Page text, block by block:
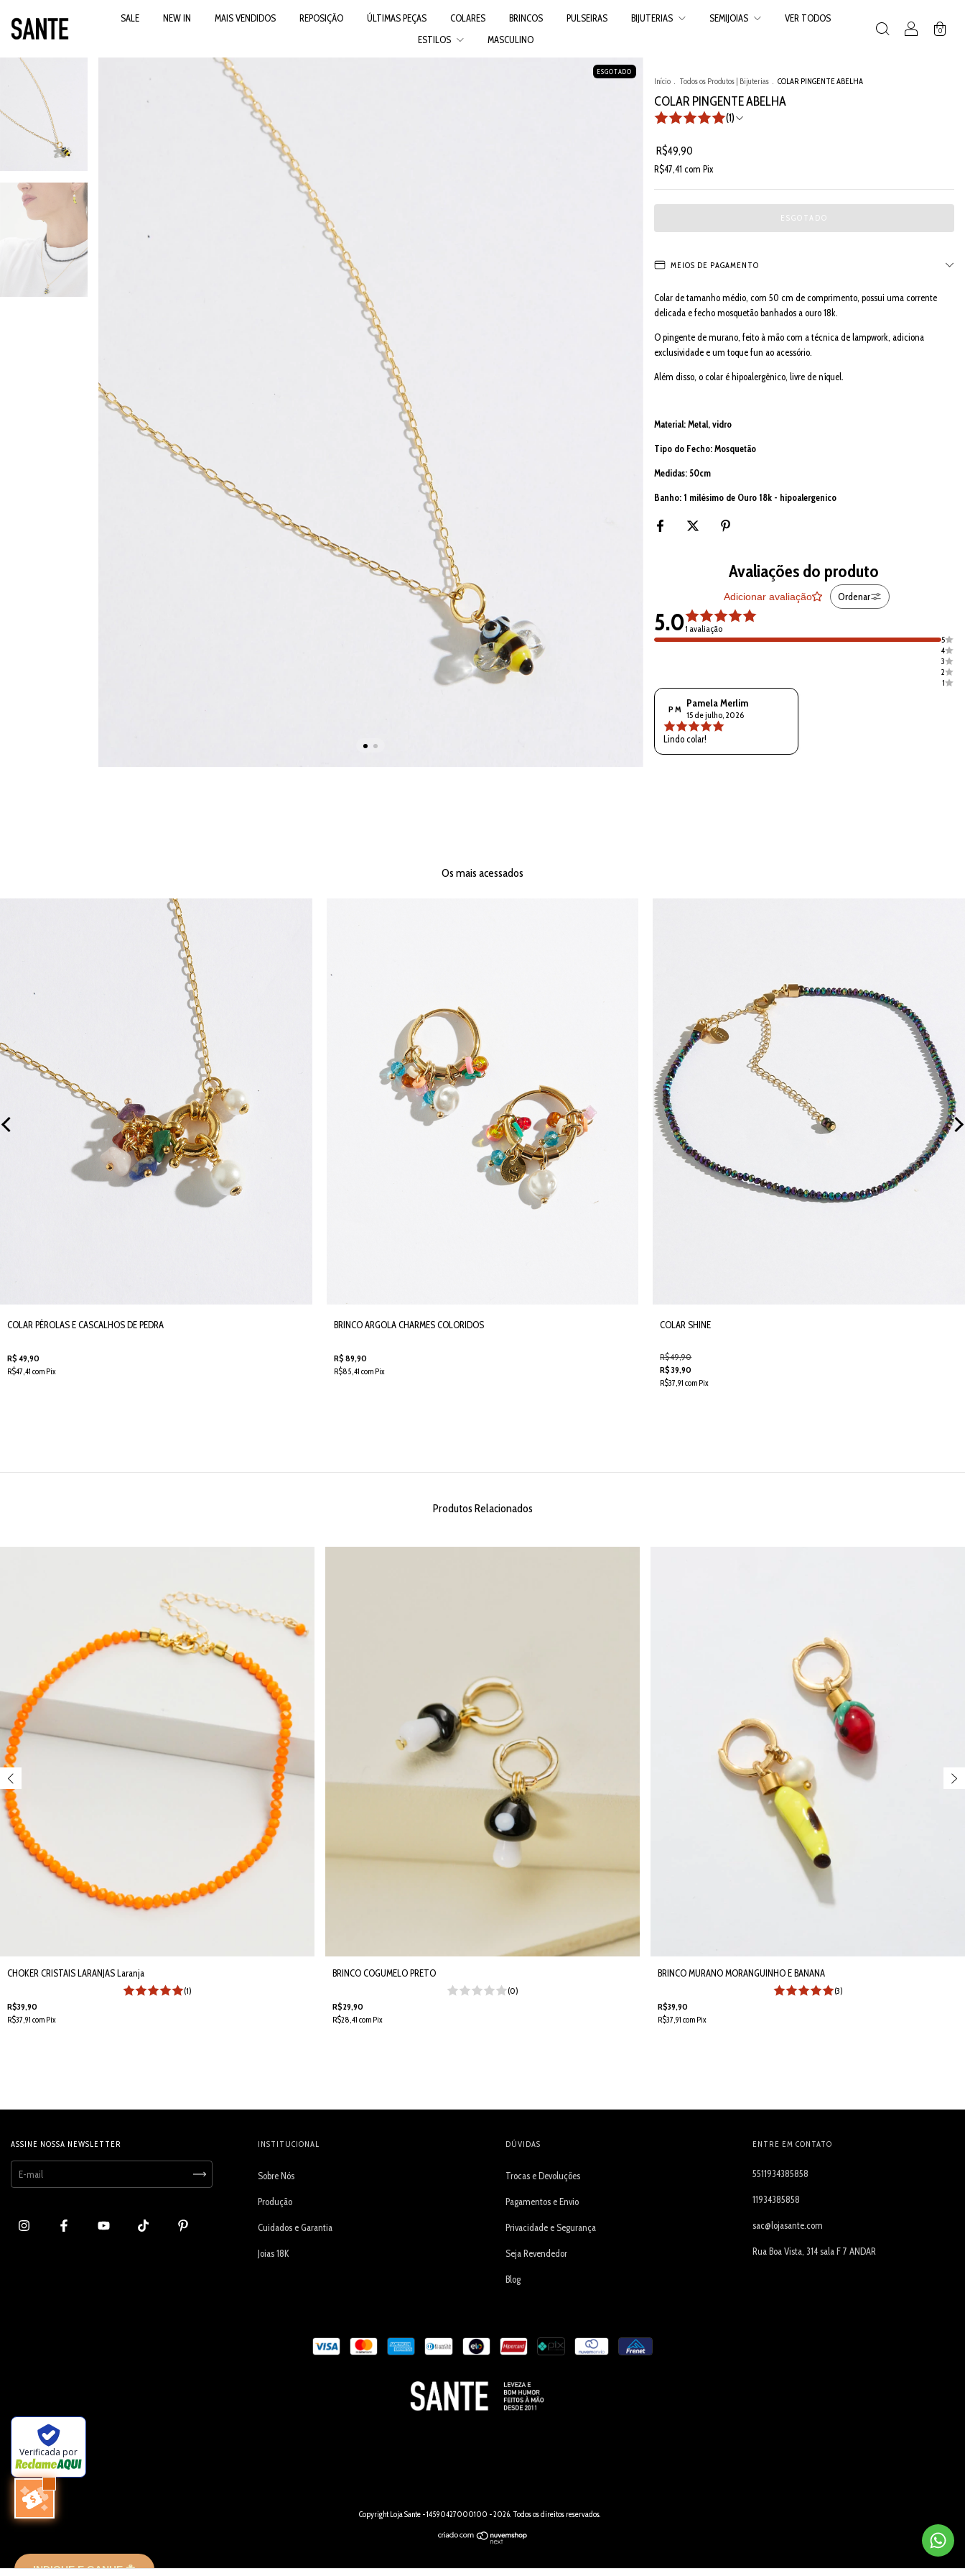
SALE NEW IN MAIS VENDIDOS REPOSIÇÃO ÚLTIMAS PEÇAS COLARES BRINCOS PULSEIRAS BIJUTERIAS SEMIJOIAS
VER TODOS
ESTILOS
MASCULINO
0
ESGOTADO
Início . Todos os Produtos | Bijuterias . COLAR PINGENTE ABELHA
COLAR PINGENTE ABELHA
(1)
R$49,90
R$47,41 com Pix
MEIOS DE PAGAMENTO
Colar de tamanho médio, com 50 cm de comprimento, possui uma corrente
delicada e fecho mosquetão banhados a ouro 18k.
O pingente de murano, feito à mão com a técnica de lampwork, adiciona
exclusividade e um toque fun ao acessório.
Além disso, o colar é hipoalergênico, livre de níquel.
Material: Metal, vidro
Tipo do Fecho: Mosquetão
Medidas: 50cm
Banho: 1 milésimo de Ouro 18k - hipoalergenico
Avaliações do produto
Adicionar avaliação Ordenar
5.01 avaliação
5
4
3
2
1
P M Pamela Merlim
15 de julho, 2026
Lindo colar!
Os mais acessados
COLAR PÉROLAS E CASCALHOS DE PEDRA
R$ 49,90
R$47,41 com Pix
BRINCO ARGOLA CHARMES COLORIDOS
R$ 89,90
R$85,41 com Pix
COLAR SHINE
R$ 49,90
R$ 39,90
R$37,91 com Pix
Produtos Relacionados
CHOKER CRISTAIS LARANJAS Laranja
(1)
R$39,90
R$37,91 com Pix
BRINCO COGUMELO PRETO
(0)
R$29,90
R$28,41 com Pix
BRINCO MURANO MORANGUINHO E BANANA
(3)
R$39,90
R$37,91 com Pix
ASSINE NOSSA NEWSLETTER INSTITUCIONAL
Sobre Nós
Produção
Cuidados e Garantia
Joias 18K
DÚVIDAS
Trocas e Devoluções
Pagamentos e Envio
Privacidade e Segurança
Seja Revendedor
Blog
ENTRE EM CONTATO
5511934385858
11934385858
sac@lojasante.com
Rua Boa Vista, 314 sala F 7 ANDAR
Verificada por
Copyright Loja Sante - 14590427000100 - 2026. Todos os direitos reservados.
INDIQUE E GANHE 🐜